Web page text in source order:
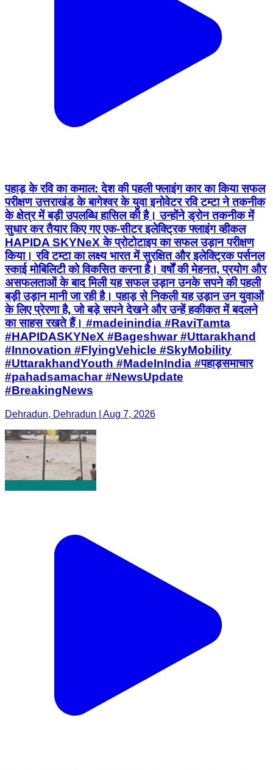
पहाड़ के रवि का कमाल: देश की पहली फ्लाइंग कार का किया सफल
परीक्षण उत्तराखंड के बागेश्वर के युवा इनोवेटर रवि टम्टा ने तकनीक
के क्षेत्र में बड़ी उपलब्धि हासिल की है। उन्होंने ड्रोन तकनीक में
सुधार कर तैयार किए गए एक-सीटर इलेक्ट्रिक फ्लाइंग व्हीकल
HAPIDA SKYNeX के प्रोटोटाइप का सफल उड़ान परीक्षण
किया। रवि टम्टा का लक्ष्य भारत में सुरक्षित और इलेक्ट्रिक पर्सनल
स्काई मोबिलिटी को विकसित करना है। वर्षों की मेहनत, प्रयोग और
असफलताओं के बाद मिली यह सफल उड़ान उनके सपने की पहली
बड़ी उड़ान मानी जा रही है। पहाड़ से निकली यह उड़ान उन युवाओं
के लिए प्रेरणा है, जो बड़े सपने देखने और उन्हें हकीकत में बदलने
का साहस रखते हैं। #madeinindia #RaviTamta
#HAPIDASKYNeX #Bageshwar #Uttarakhand
#Innovation #FlyingVehicle #SkyMobility
#UttarakhandYouth #MadeInIndia #पहाड़समाचार
#pahadsamachar #NewsUpdate
#BreakingNews
Dehradun, Dehradun | Aug 7, 2026